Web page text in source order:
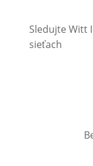
Sledujte Witt
sieťach